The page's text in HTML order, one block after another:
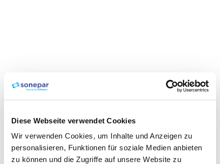
Diese Webseite verwendet Cookies
Wir verwenden Cookies, um Inhalte und Anzeigen zu
personalisieren, Funktionen für soziale Medien anbieten
zu können und die Zugriffe auf unsere Website zu